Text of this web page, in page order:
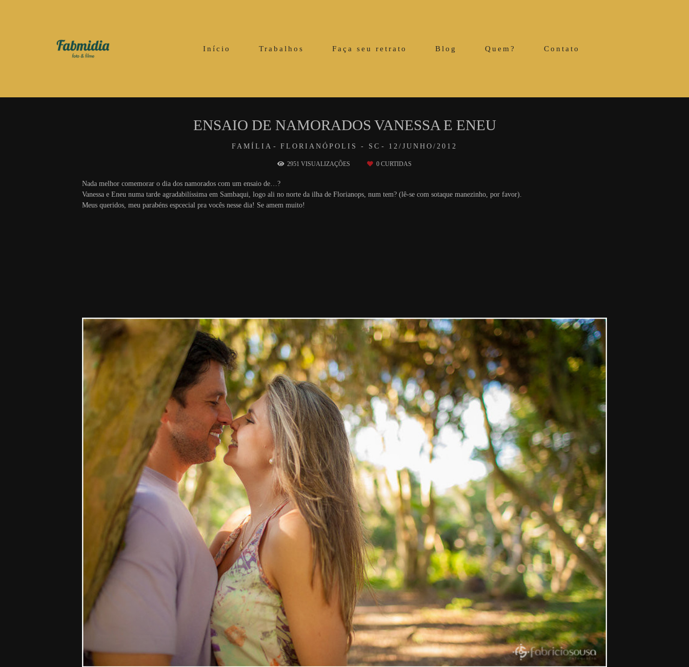
Início Trabalhos Faça seu retrato Blog Quem? Contato
FAMÍLIA FLORIANÓPOLIS - SC 12/JUNHO/2012
ENSAIO DE NAMORADOS VANESSA E ENEU
2951 VISUALIZAÇÕES 0 CURTIDAS
Nada melhor comemorar o dia dos namorados com um ensaio de…?
Vanessa e Eneu numa tarde agradabilíssima em Sambaqui, logo ali no norte da ilha de Florianops, num tem? (lê-se com sotaque manezinho, por favor).
Meus queridos, meu parabéns espcecial pra vocês nesse dia! Se amem muito!